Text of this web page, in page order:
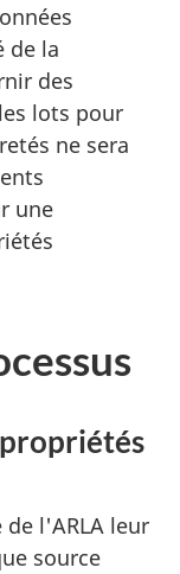
de la
des
lots pour
ne sera
une
l'ARLA leur
source